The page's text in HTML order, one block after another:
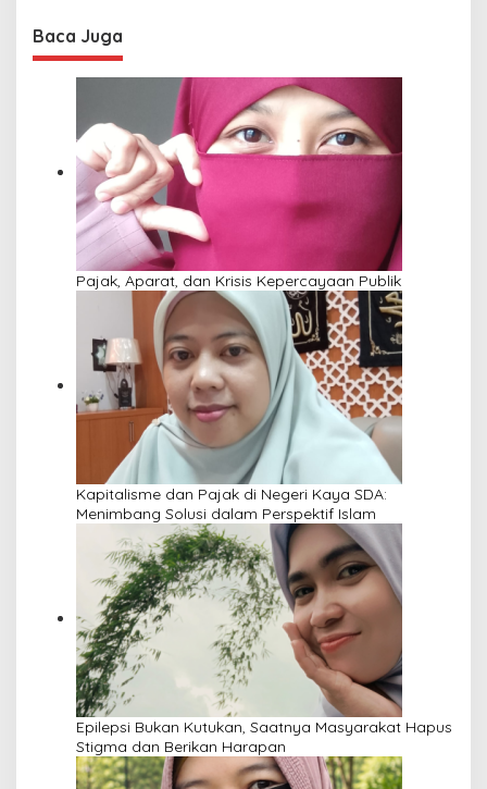
Baca Juga
Pajak, Aparat, dan Krisis Kepercayaan Publik
Kapitalisme dan Pajak di Negeri Kaya SDA:
Menimbang Solusi dalam Perspektif Islam
Epilepsi Bukan Kutukan, Saatnya Masyarakat Hapus
Stigma dan Berikan Harapan